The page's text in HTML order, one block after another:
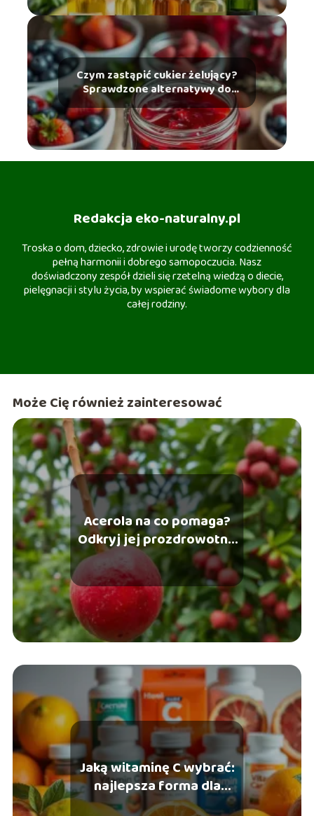
Czym zastąpić cukier żelujący?
Sprawdzone alternatywy do
dżemów
Redakcja eko-naturalny.pl
Troska o dom, dziecko, zdrowie i urodę tworzy codzienność
pełną harmonii i dobrego samopoczucia. Nasz
doświadczony zespół dzieli się rzetelną wiedzą o diecie,
pielęgnacji i stylu życia, by wspierać świadome wybory dla
całej rodziny.
Może Cię również zainteresować
Acerola na co pomaga?
Odkryj jej prozdrowotne
właściwości
Jaką witaminę C wybrać:
najlepsza forma dla
zdrowia?